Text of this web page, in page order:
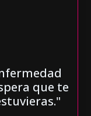
que te